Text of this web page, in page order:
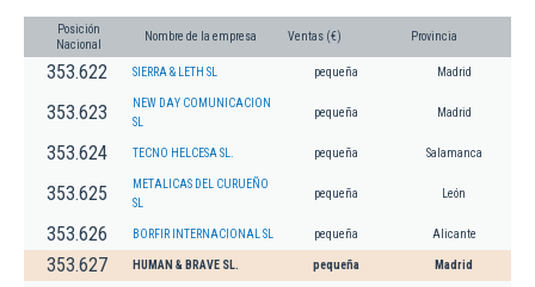
Posición
Nacional
Nombre de la empresa Ventas (€) Provincia
353.622 SIERRA & LETH SL pequeña Madrid
353.623
NEW DAY COMUNICACION
SL
pequeña Madrid
353.624 TECNO HELCESA SL. pequeña Salamanca
353.625
METALICAS DEL CURUEÑO
SL
pequeña León
353.626 BORFIR INTERNACIONAL SL pequeña Alicante
353.627 HUMAN & BRAVE SL. pequeña Madrid